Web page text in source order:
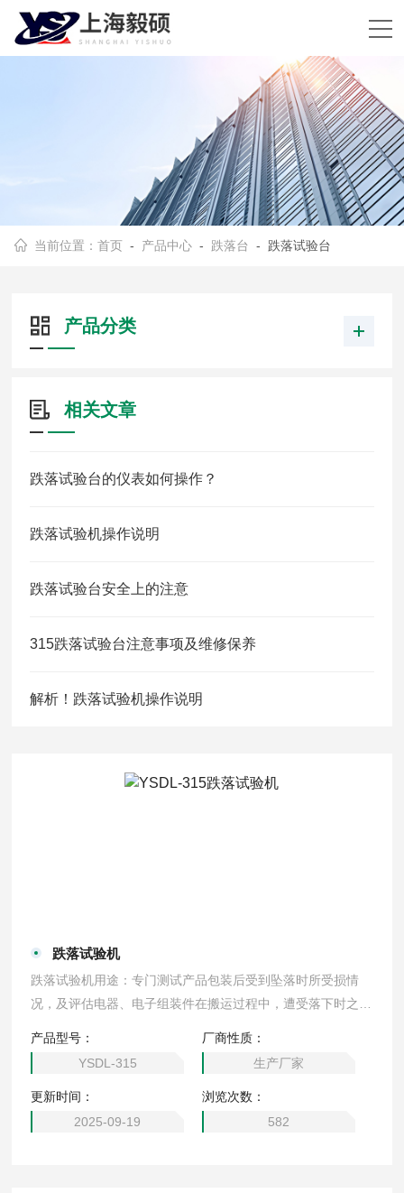
当前位置：首页 - 产品中心 - 跌落台 - 跌落试验台
产品分类
相关文章
跌落试验台的仪表如何操作？
跌落试验机操作说明
跌落试验台安全上的注意
315跌落试验台注意事项及维修保养
解析！跌落试验机操作说明
跌落试验机
跌落试验机用途：专门测试产品包装后受到坠落时所受损情
况，及评估电器、电子组装件在搬运过程中，遭受落下时之耐
产品型号：
YSDL-315
厂商性质：
生产厂家
更新时间：
2025-09-19
浏览次数：
582